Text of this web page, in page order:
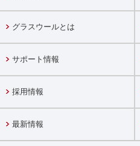
グラスウールとは
サポート情報
採用情報
最新情報